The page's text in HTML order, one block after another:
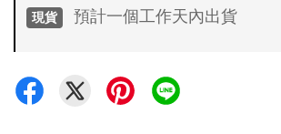
現貨 預計一個工作天內出貨
•超商 / 宅配貨到付款